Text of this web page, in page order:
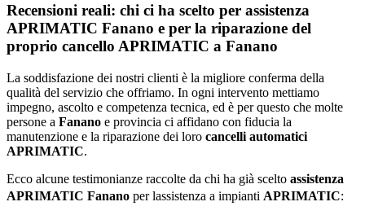
Recensioni reali: chi ci ha scelto per assistenza
APRIMATIC Fanano e per la riparazione del
proprio cancello APRIMATIC a Fanano
La soddisfazione dei nostri clienti è la migliore conferma della
qualità del servizio che offriamo. In ogni intervento mettiamo
impegno, ascolto e competenza tecnica, ed è per questo che molte
persone a Fanano e provincia ci affidano con fiducia la
manutenzione e la riparazione dei loro cancelli automatici
APRIMATIC.
Ecco alcune testimonianze raccolte da chi ha già scelto assistenza
APRIMATIC Fanano per lassistenza a impianti APRIMATIC: